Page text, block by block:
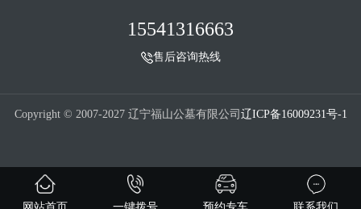
15541316663
售后咨询热线
Copyright © 2007-2027 辽宁福山公墓有限公司 辽ICP备16009231号-1